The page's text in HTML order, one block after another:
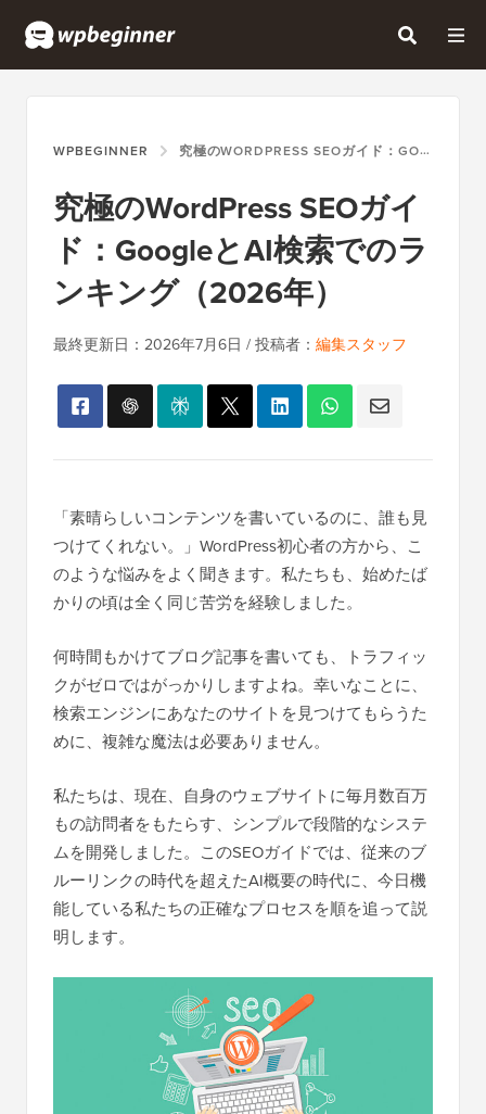
WPBEGINNER 究極のWORDPRESS SEOガイド：GOOGLEとAI検索でのランキング（2026年）
究極のWordPress SEOガイ
ド：GoogleとAI検索でのラ
ンキング（2026年）
最終更新日： 2026年7月6日 / 投稿者： 編集スタッフ
「素晴らしいコンテンツを書いているのに、誰も見
つけてくれない。」WordPress初心者の方から、こ
のような悩みをよく聞きます。私たちも、始めたば
かりの頃は全く同じ苦労を経験しました。
何時間もかけてブログ記事を書いても、トラフィッ
クがゼロではがっかりしますよね。幸いなことに、
検索エンジンにあなたのサイトを見つけてもらうた
めに、複雑な魔法は必要ありません。
私たちは、現在、自身のウェブサイトに毎月数百万
もの訪問者をもたらす、シンプルで段階的なシステ
ムを開発しました。このSEOガイドでは、従来のブ
ルーリンクの時代を超えたAI概要の時代に、今日機
能している私たちの正確なプロセスを順を追って説
明します。